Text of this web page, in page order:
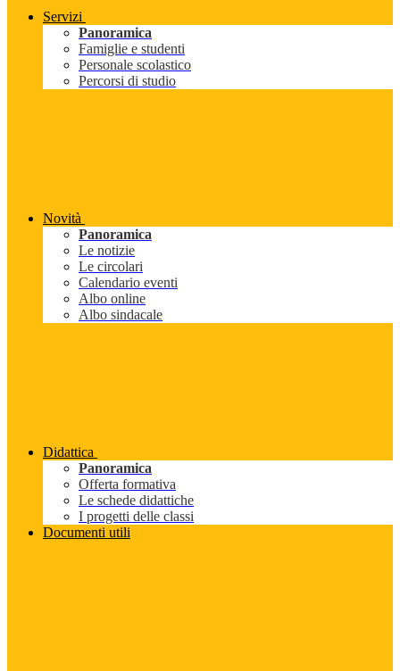
Servizi
Panoramica
Famiglie e studenti
Personale scolastico
Percorsi di studio
Novità
Panoramica
Le notizie
Le circolari
Calendario eventi
Albo online
Albo sindacale
Didattica
Panoramica
Offerta formativa
Le schede didattiche
I progetti delle classi
Documenti utili